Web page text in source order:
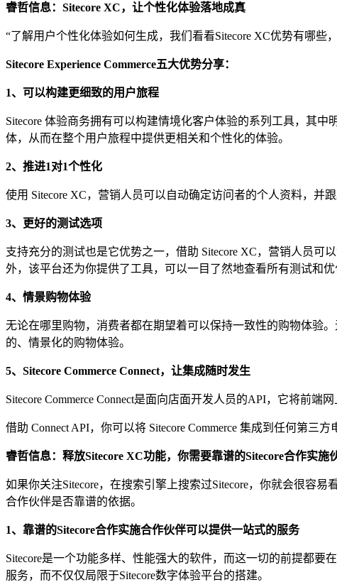
睿哲信息： Sitecore XC，让个性化体验落地成真
“了解用户个性化体验如何生成，我们看看Sitecore XC优势有哪
Sitecore Experience Commerce五大优势分享：
1、可以构建更细致的用户旅程
Sitecore 体验商务拥有可以构建情境化客户体验的系列工具，其
体，从而在整个用户旅程中提供更相关和个性化的体验。
2、推进1对1个性化
使用 Sitecore XC，营销人员可以自动确定访问者的个人资料，并
3、 更好的测试选项
支持充分的测试也是它优势之一，借助 Sitecore XC，营销人员可
外，该平台还为你提供了工具，可以一目了然地查看所有测试和
4、情景购物体验
无论在哪里购物，消费者都在期望着可以保持一致性的购物体验
的、情景化的购物体验。
5、 Sitecore Commerce Connect， 让集成随时发生
Sitecore Commerce Connect是面向店面开发人员的API，它将前端
借助 Connect API，你可以将 Sitecore Commerce 集成到任何第三
睿哲信息：释放Sitecore XC功能，你需要靠谱的Sitecore合作实施
如果你关注Sitecore，在搜索引擎上搜索过Sitecore，你就会很容
合作伙伴是否靠谱的依据。
1、靠谱的Sitecore合作实施合作伙伴可以提供一站式的服务
Sitecore是一个功能多样、性能强大的软件，而这一切的前提都要
服务，而不仅仅局限于Sitecore数字体验平台的搭建。